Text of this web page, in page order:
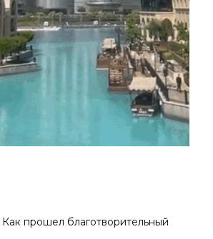
Как прошел благотворительный